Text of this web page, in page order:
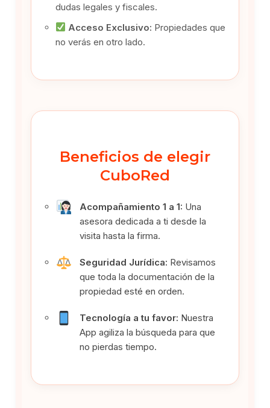
dudas legales y fiscales.
Acceso Exclusivo: Propiedades que
no verás en otro lado.
Beneficios de elegir
CuboRed
Acompañamiento 1 a 1: Una
asesora dedicada a ti desde la
visita hasta la firma.
Seguridad Jurídica: Revisamos
que toda la documentación de la
propiedad esté en orden.
Tecnología a tu favor: Nuestra
App agiliza la búsqueda para que
no pierdas tiempo.